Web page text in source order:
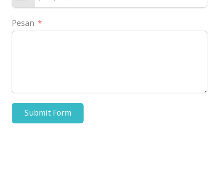
Pesan
Submit Form